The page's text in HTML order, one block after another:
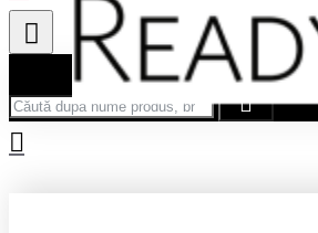
Căută după nume produs, brand...